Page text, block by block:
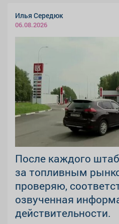
Илья Середюк
06.08.2026
После каждого
за топливным
проверяю,
озвученная
действительности.